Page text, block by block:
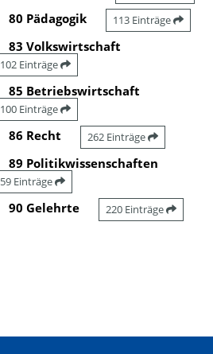
80 Pädagogik 113 Einträge
83 Volkswirtschaft
102 Einträge
85 Betriebswirtschaft
100 Einträge
86 Recht 262 Einträge
89 Politikwissenschaften
59 Einträge
90 Gelehrte 220 Einträge